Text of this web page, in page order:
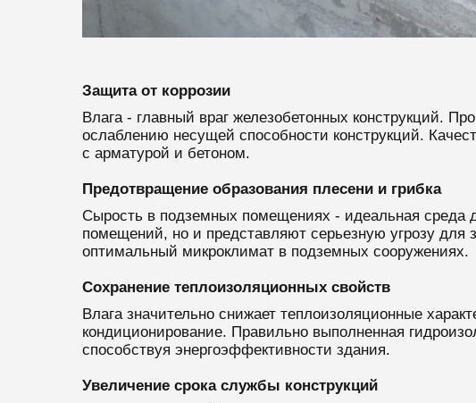
Защита от коррозии
Влага - главный враг железобетонных конструкций.
ослаблению несущей способности конструкций.
с арматурой и бетоном.
Предотвращение образования плесени и грибка
Сырость в подземных помещениях - идеальная среда
помещений, но и представляют серьезную угрозу
оптимальный микроклимат в подземных сооружениях.
Сохранение теплоизоляционных свойств
Влага значительно снижает теплоизоляционные
кондиционирование. Правильно выполненная
способствуя энергоэффективности здания.
Увеличение срока службы конструкций